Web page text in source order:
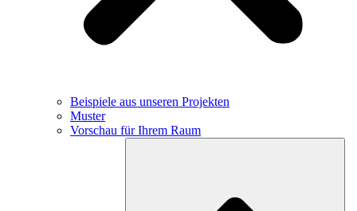
Beispiele aus unseren Projekten
Muster
Vorschau für Ihrem Raum